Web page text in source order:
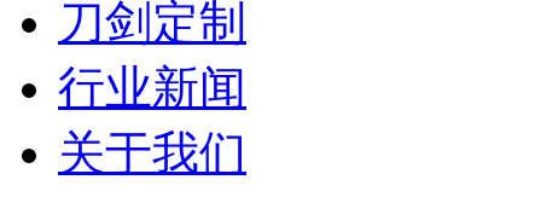
刀剑定制
行业新闻
关于我们